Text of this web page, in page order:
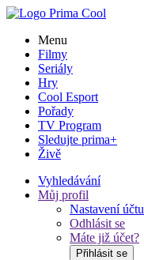
Menu
Filmy
Seriály
Hry
Cool Esport
Pořady
TV Program
Sledujte prima+
Živě
Vyhledávání
Můj profil
Nastavení účtu
Odhlásit se
Máte již účet?
Přihlásit se